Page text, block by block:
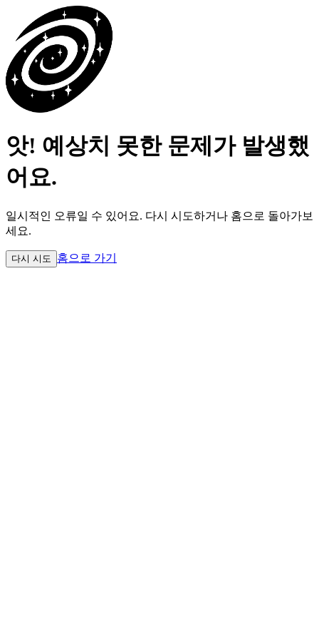
앗! 예상치 못한 문제가 발생했
어요.
일시적인 오류일 수 있어요. 다시 시도하거나 홈으로 돌아가보
세요.
다시 시도 홈으로 가기